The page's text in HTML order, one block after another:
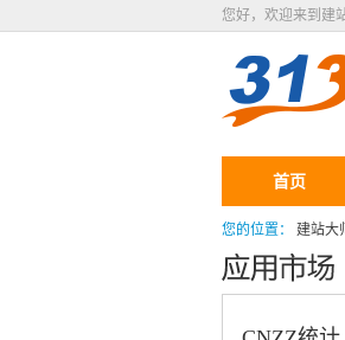
您好，欢迎来到建
首页
您的位置： 建站大